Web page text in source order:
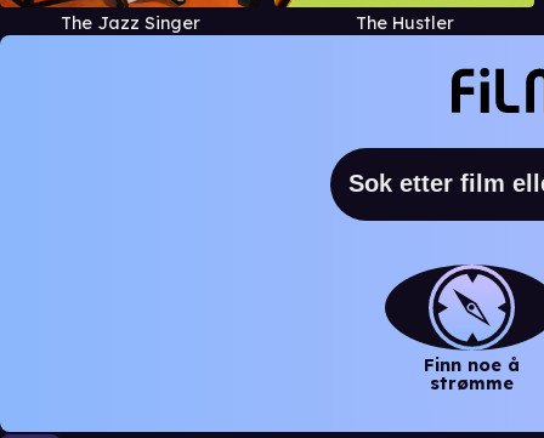
The Jazz Singer The Hustler
Finn noe å
strømme